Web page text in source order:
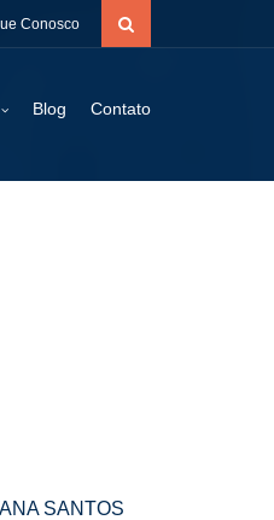
Conosco
Blog Contato
SANTOS